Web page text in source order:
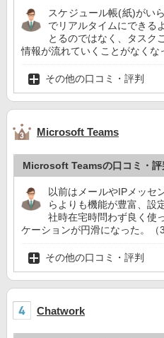
スケジュール帳(紙)がい
でリアルタイムにできる
とるのではなく、タスク
情報が流れていくことがなくな
その他の口コミ・評判
Microsoft Teams
Microsoft Teamsの口コミ・評
以前はメールやIPメッセ
らよりも機能が豊富、設
社時在宅時問わず良く使
ケーションが円滑になった。（
その他の口コミ・評判
Chatwork